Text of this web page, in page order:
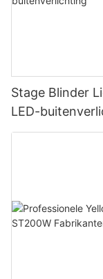
Stage Blinder
LED-